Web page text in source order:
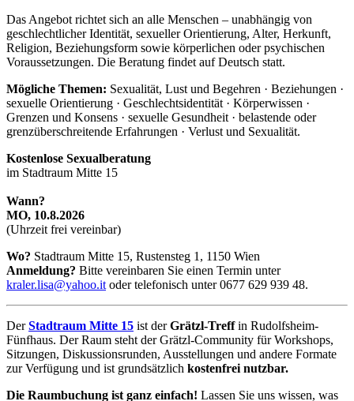
Das Angebot richtet sich an alle Menschen – unabhängig von
geschlechtlicher Identität, sexueller Orientierung, Alter, Herkunft,
Religion, Beziehungsform sowie körperlichen oder psychischen
Voraussetzungen. Die Beratung findet auf Deutsch statt.
Mögliche Themen: Sexualität, Lust und Begehren · Beziehungen ·
sexuelle Orientierung · Geschlechtsidentität · Körperwissen ·
Grenzen und Konsens · sexuelle Gesundheit · belastende oder
grenzüberschreitende Erfahrungen · Verlust und Sexualität.
Kostenlose Sexualberatung
im Stadtraum Mitte 15
Wann?
MO, 10.8.2026
(Uhrzeit frei vereinbar)
Wo? Stadtraum Mitte 15, Rustensteg 1, 1150 Wien
Anmeldung? Bitte vereinbaren Sie einen Termin unter
kraler.lisa@yahoo.it oder telefonisch unter 0677 629 939 48.
DerStadtraum Mitte 15 ist derGrätzl-Treffin Rudolfsheim-
Fünfhaus. Der Raum steht der Grätzl-Community für Workshops,
Sitzungen, Diskussionsrunden, Ausstellungen und andere Formate
zur Verfügung und ist grundsätzlich kostenfrei nutzbar.
Die Raumbuchung ist ganz einfach! Lassen Sie uns wissen, was